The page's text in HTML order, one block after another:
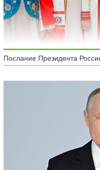
Послание Президента